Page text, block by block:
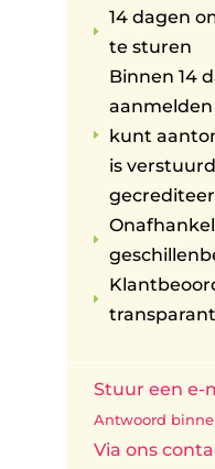
E
14 dagen
te sturen
E
Binnen 14
kunt
is
E
E
Stuur een e-
Antwoord
Via ons